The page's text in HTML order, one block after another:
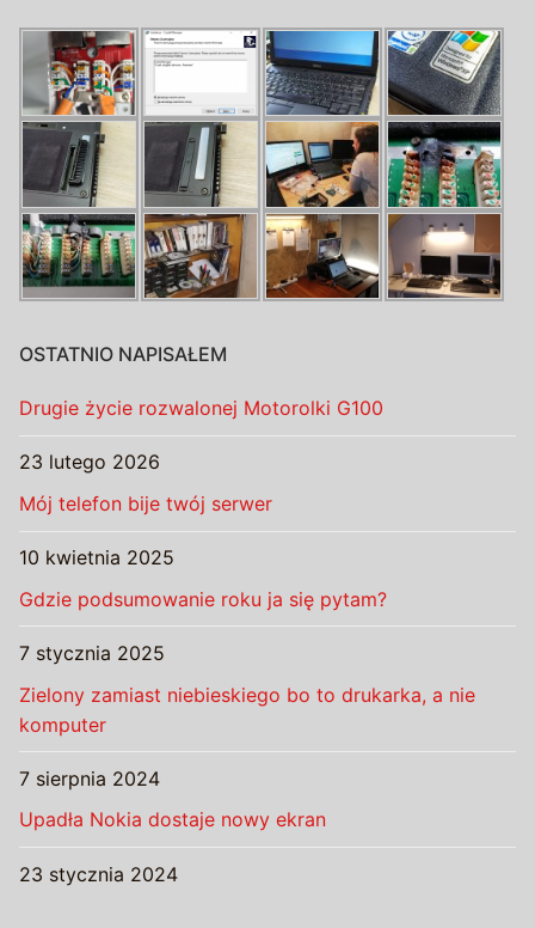
OSTATNIO NAPISAŁEM
Drugie życie rozwalonej Motorolki G100
23 lutego 2026
Mój telefon bije twój serwer
10 kwietnia 2025
Gdzie podsumowanie roku ja się pytam?
7 stycznia 2025
Zielony zamiast niebieskiego bo to drukarka, a nie
komputer
7 sierpnia 2024
Upadła Nokia dostaje nowy ekran
23 stycznia 2024